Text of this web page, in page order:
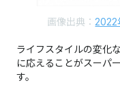
画像出典：2022
ライフスタイルの変化
に応えることがスーパ
す。